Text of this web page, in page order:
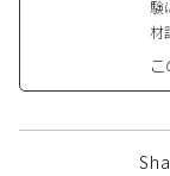
験
材